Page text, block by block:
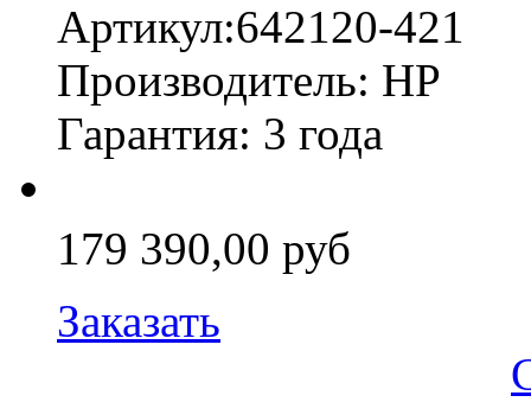
Артикул:642120-421
Производитель: HP
Гарантия: 3 года
179 390,00 руб
Заказать